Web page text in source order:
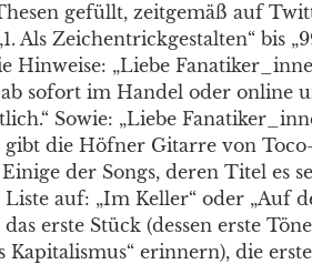
gefüllt, zeitgemäß auf
Als Zeichentrickgestalten“ bis
„Liebe
sofort im Handel oder online
Sowie: „Liebe
gibt die Höfner Gitarre von
der Songs, deren Titel es
auf: „Im Keller“ oder „Auf
erste Stück (dessen erste
erinnern), die